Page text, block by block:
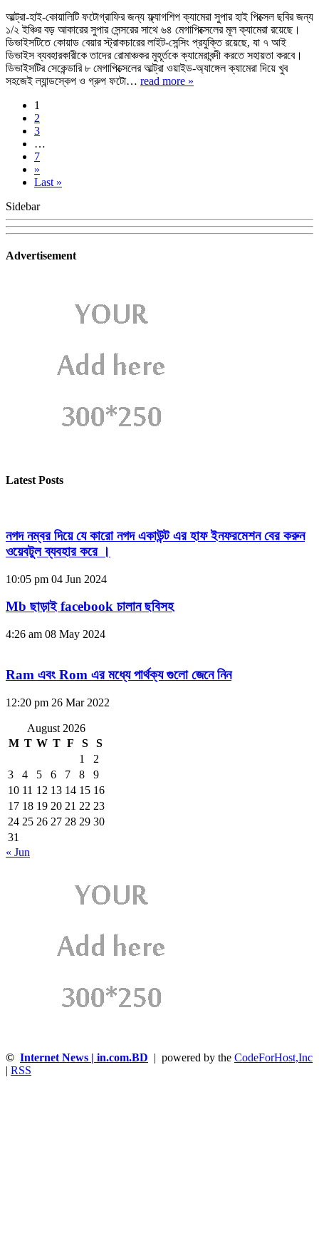
আল্ট্রা-হাই-কোয়ালিটি ফটোগ্রাফির জন্য ফ্ল্যাগশিপ ক্যামেরা সুপার হাই পিক্সেল ছবির জন্য
১/২ ইঞ্চির বড় আকারের সুপার সেন্সরের সাথে ৬৪ মেগাপিক্সেলের মূল ক্যামেরা রয়েছে।
ডিভাইসটিতে কোয়াড বেয়ার স্ট্রাকচারের লাইট-সেন্সিং প্রযুক্তি রয়েছে, যা ৭ আই
ডিভাইস ব্যবহারকারীকে তাদের রোমাঞ্চকর মুহূর্তকে ক্যামেরাবন্দী করতে সহায়তা করবে।
ডিভাইসটির সেকেন্ডারি ৮ মেগাপিক্সেলের আল্ট্রা ওয়াইড-অ্যাঙ্গেল ক্যামেরা দিয়ে খুব
সহজেই ল্যান্ডস্কেপ ও গ্রুপ ফটো… read more »
1
2
3
…
7
»
Last »
Sidebar
Advertisement
Latest Posts
নগদ নম্বর দিয়ে যে কারো নগদ একাউন্ট এর হাফ ইনফরমেশন বের করুন
ওয়েবটুল ব্যবহার করে ।
10:05 pm 04 Jun 2024
Mb ছাড়াই facebook চালান ছবিসহ
4:26 am 08 May 2024
Ram এবং Rom এর মধ্যে পার্থক্য গুলো জেনে নিন
12:20 pm 26 Mar 2022
August 2026
M T W T F S
S
1
2
3
4 5 6 7 8
9
10 11 12 13 14 15 16
17 18 19 20 21 22 23
24 25 26 27 28 29 30
31
« Jun
© Internet News | in.com.BD | powered by the CodeForHost,Inc
| RSS